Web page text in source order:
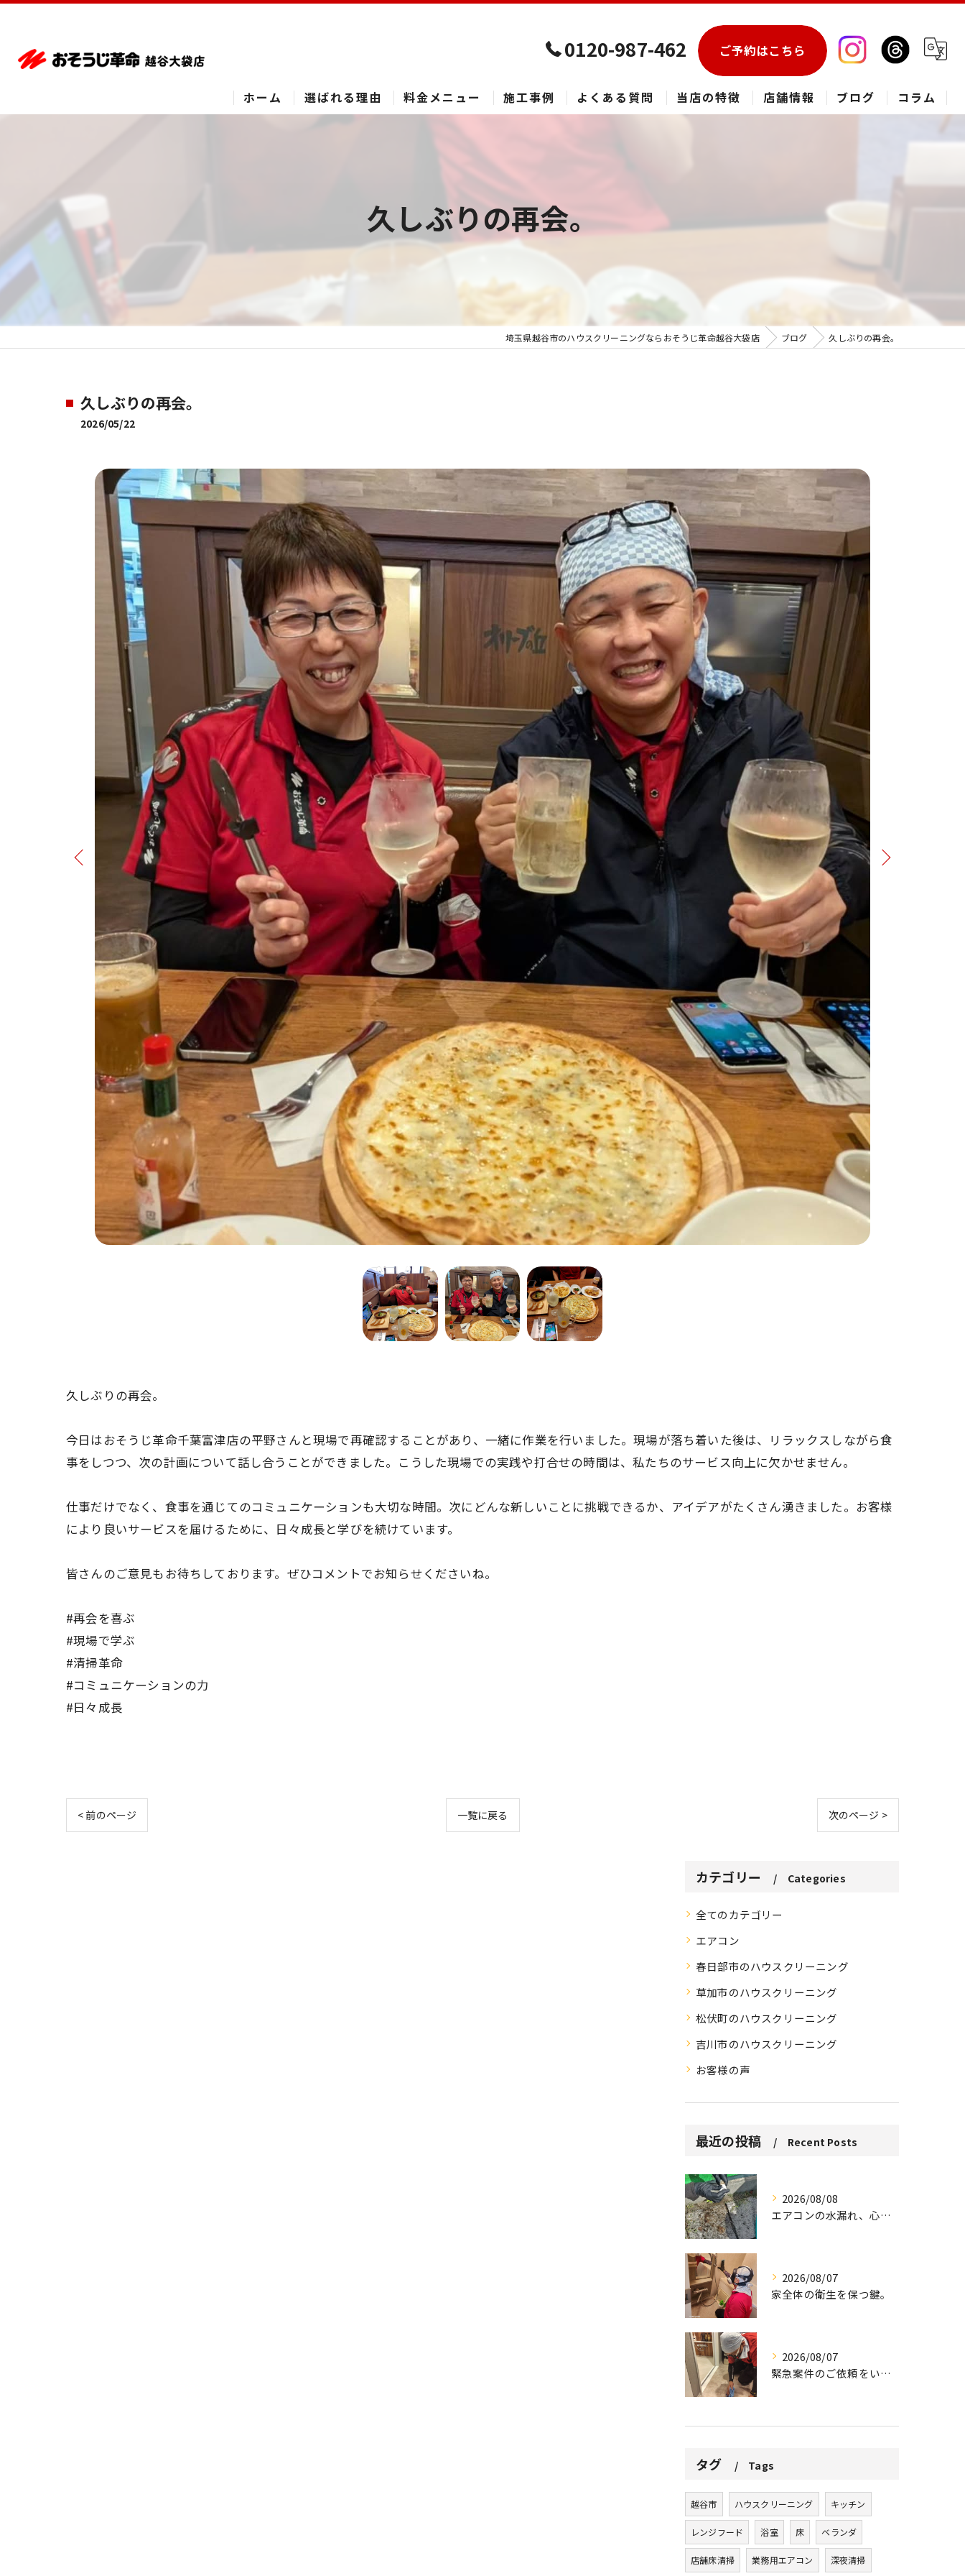
0120-987-462 ご予約はこちら
ホーム 選ばれる理由 料金メニュー 施工事例 よくある質問 当店の特徴
吉川市のハウスクリーニング
店舗情報 ブログ コラム
久しぶりの再会。
埼玉県越谷市のハウスクリーニングならおそうじ革命越谷大袋店 ブログ 久しぶりの再会。
久しぶりの再会。
2026/05/22
久しぶりの再会。
今日はおそうじ革命千葉富津店の平野さんと現場で再確認することがあり、一緒に作業を行いました。現場が落ち着いた後は、リラックスしながら食
事をしつつ、次の計画について話し合うことができました。こうした現場での実践や打合せの時間は、私たちのサービス向上に欠かせません。
仕事だけでなく、食事を通じてのコミュニケーションも大切な時間。次にどんな新しいことに挑戦できるか、アイデアがたくさん湧きました。お客様
により良いサービスを届けるために、日々成長と学びを続けています。
皆さんのご意見もお待ちしております。ぜひコメントでお知らせくださいね。
#再会を喜ぶ
#現場で学ぶ
#清掃革命
#コミュニケーションの力
#日々成長
< 前のページ 一覧に戻る 次のページ >
カテゴリー Categories
全てのカテゴリー
エアコン
春日部市のハウスクリーニング
草加市のハウスクリーニング
松伏町のハウスクリーニング
吉川市のハウスクリーニング
お客様の声
最近の投稿 Recent Posts
2026/08/08
エアコンの水漏れ、心配ですよね。
2026/08/07
家全体の衛生を保つ鍵。
2026/08/07
緊急案件のご依頼をいただきました。
タグ Tags
越谷市 ハウスクリーニング キッチン
レンジフード 浴室 床 ベランダ
店舗床清掃 業務用エアコン 深夜清掃
お問い合わせはこちら
お問い合わせはこちら